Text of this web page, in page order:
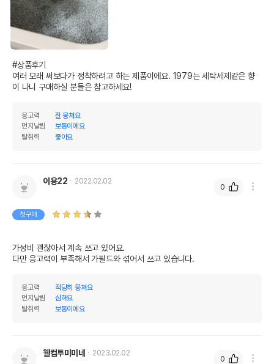
#상품후기
여러 모래 써보다가 정착하려고 하는 제품이에요. 1979는 세탁세제같은 향
이 나니 구매하실 분들은 참고하세요!
응고력
잘 뭉쳐요
먼지날림
보통이에요
탈취력
좋아요
이용22 2022.02.02
첫구매
가성비 괜찮아서 계속 쓰고 있어요.
다만 응고력이 부족해서 가필드와 섞어서 쓰고 있습니다.
응고력
적당히 뭉쳐요
먼지날림
심해요
탈취력
보통이에요
0
웰컴투미미네 2023.02.02
0